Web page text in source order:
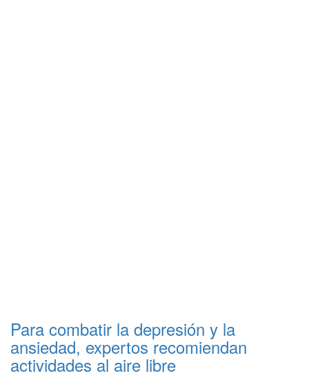
Para combatir la depresión y la
ansiedad, expertos recomiendan
actividades al aire libre